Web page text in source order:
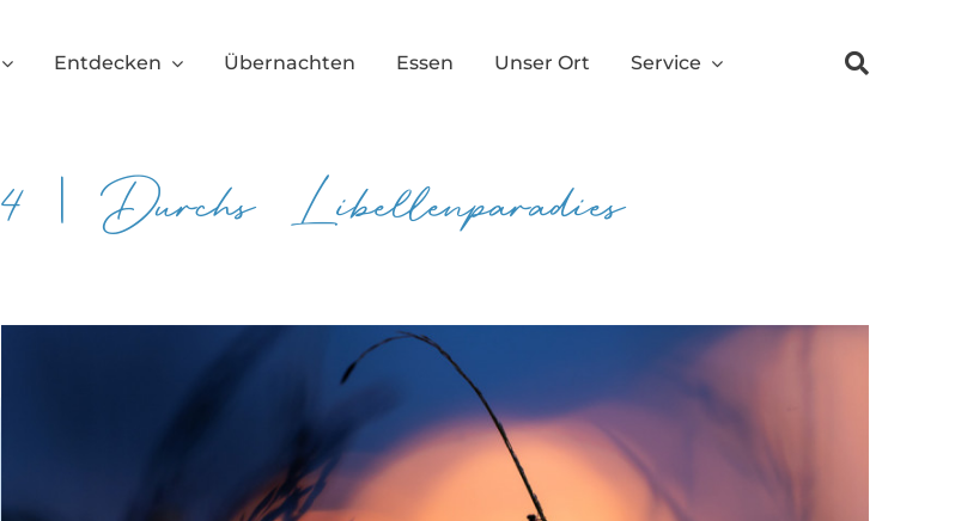
Entdecken Übernachten Essen Unser Ort Service
| Durchs Libellenparadies